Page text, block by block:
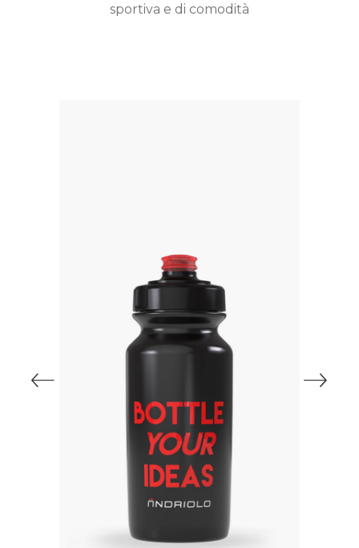
sportiva e di comodità